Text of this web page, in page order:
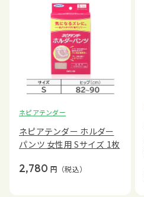
ネピアテンダー
ネピアテンダー ホルダー
パンツ 女性用 Sサイズ 1枚
2,780 円 （税込）